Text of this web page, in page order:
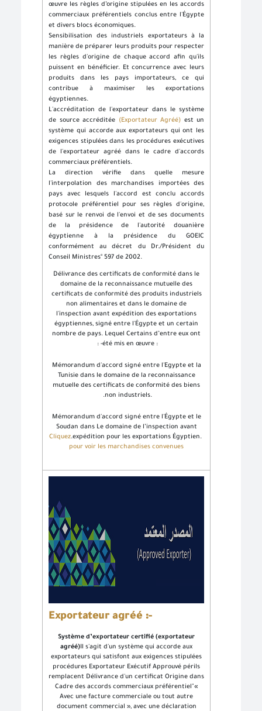
œuvre les règles d’origine stipulées en les accords
commerciaux préférentiels conclus entre l'Égypte
et divers blocs économiques.
Sensibilisation des industriels exportateurs à la
manière de préparer leurs produits pour respecter
les règles d'origine de chaque accord afin qu'ils
puissent en bénéficier. Et concurrence avec leurs
produits dans les pays importateurs, ce qui
contribue à maximiser les exportations
égyptiennes.
L'accréditation de l'exportateur dans le système
de source accréditée (Exportateur Agréé) est un
système qui accorde aux exportateurs qui ont les
exigences stipulées dans les procédures exécutives
de l'exportateur agréé dans le cadre d'accords
commerciaux préférentiels.
La direction vérifie dans quelle mesure
l'interpolation des marchandises importées des
pays avec lesquels l'accord est conclu accords
protocole préférentiel pour ses règles d'origine,
basé sur le renvoi de l'envoi et de ses documents
de la présidence de l'autorité douanière
égyptienne à la présidence du GOEIC
conformément au décret du Dr./Président du
Conseil Ministres° 597 de 2002.
Délivrance des certificats de conformité dans le
domaine de la reconnaissance mutuelle des
certificats de conformité des produits industriels
non alimentaires et dans le domaine de
l'inspection avant expédition des exportations
égyptiennes, signé entre l'Égypte et un certain
nombre de pays. Lequel Certains d’entre eux ont
été mis en œuvre :
: -
Mémorandum d'accord signé entre l'Egypte et la
Tunisie dans le domaine de la reconnaissance
mutuelle des certificats de conformité des biens
non industriels.
.
Mémorandum d'accord signé entre l'Égypte et le
Soudan dans Le domaine de l’inspection avant
expédition pour les exportations Égyptien.
.
Cliquez
pour voir les marchandises convenues
Exportateur agréé :-
Système d’exportateur certifié (exportateur
agréé)Il s'agit d'un système qui accorde aux
exportateurs qui satisfont aux exigences stipulées
procédures Exportateur Exécutif Approuvé périls
remplacent Délivrance d'un certificat Origine dans
Cadre des accords commerciaux préférentiel"«
Avec une facture commerciale ou tout autre
document commercial », avec une déclaration